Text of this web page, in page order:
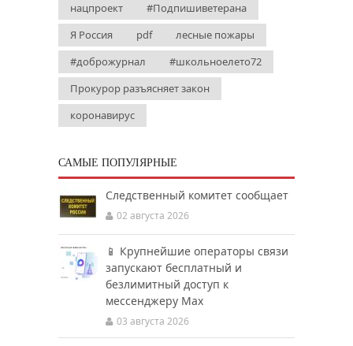
нацпроект
#Подпишиветерана
Я Россия
pdf
лесные пожары
#доброжурнал
#школьноелето72
Прокурор разъясняет закон
коронавирус
САМЫЕ ПОПУЛЯРНЫЕ
Следственный комитет сообщает
02 августа 2026
📱 Крупнейшие операторы связи
запускают бесплатный и
безлимитный доступ к
мессенджеру Мах
03 августа 2026